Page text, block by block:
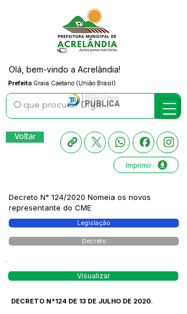
Prefeito Graia Caetano (União Brasil)
Olá, bem-vindo a Acrelândia!
Voltar
Imprimir
Decreto N° 124/2020 Nomeia os novos
representante do CME
Legislação
Decreto
Visualizar
DECRETO N°124 DE 13 DE JULHO DE 2020.